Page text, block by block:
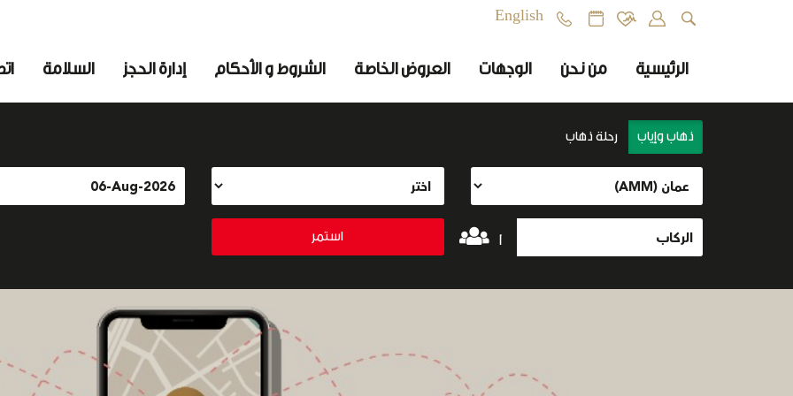
English
الرئيسية من نحن الوجهات العروض الخاصة الشروط و الأحكام إدارة الحجز السلامة
ذهاب وإياب رحلة ذهاب
1 استمر